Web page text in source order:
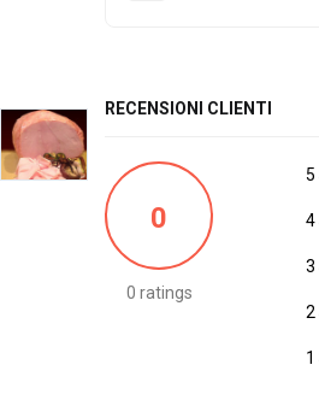
RECENSIONI CLIENTI
0
0 ratings
5
4
3
2